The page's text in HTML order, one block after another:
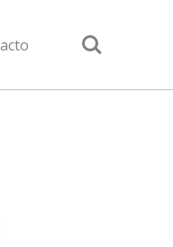
Search